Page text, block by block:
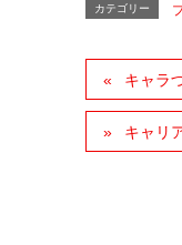
カテゴリー
キャラ
キャリ